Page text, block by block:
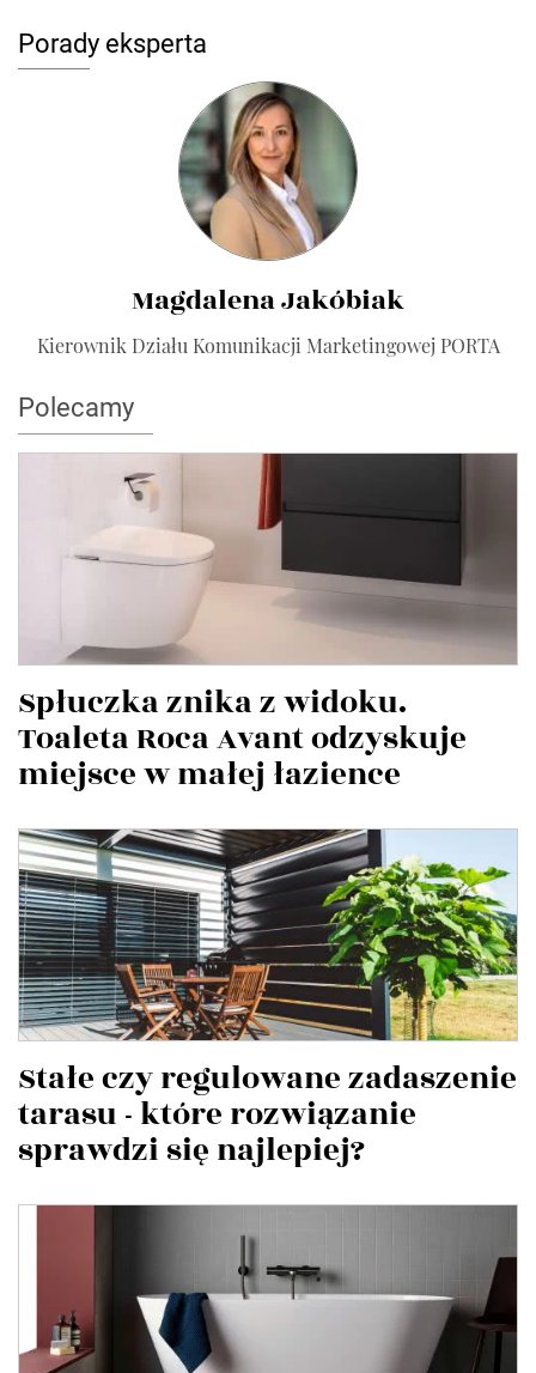
Porady eksperta
Magdalena Jakóbiak
Kierownik Działu Komunikacji Marketingowej PORTA
Polecamy
Spłuczka znika z widoku.
Toaleta Roca Avant odzyskuje
miejsce w małej łazience
Stałe czy regulowane zadaszenie
tarasu - które rozwiązanie
sprawdzi się najlepiej?